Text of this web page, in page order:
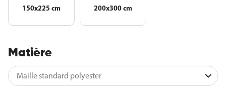
150x225 cm 200x300 cm
Matière